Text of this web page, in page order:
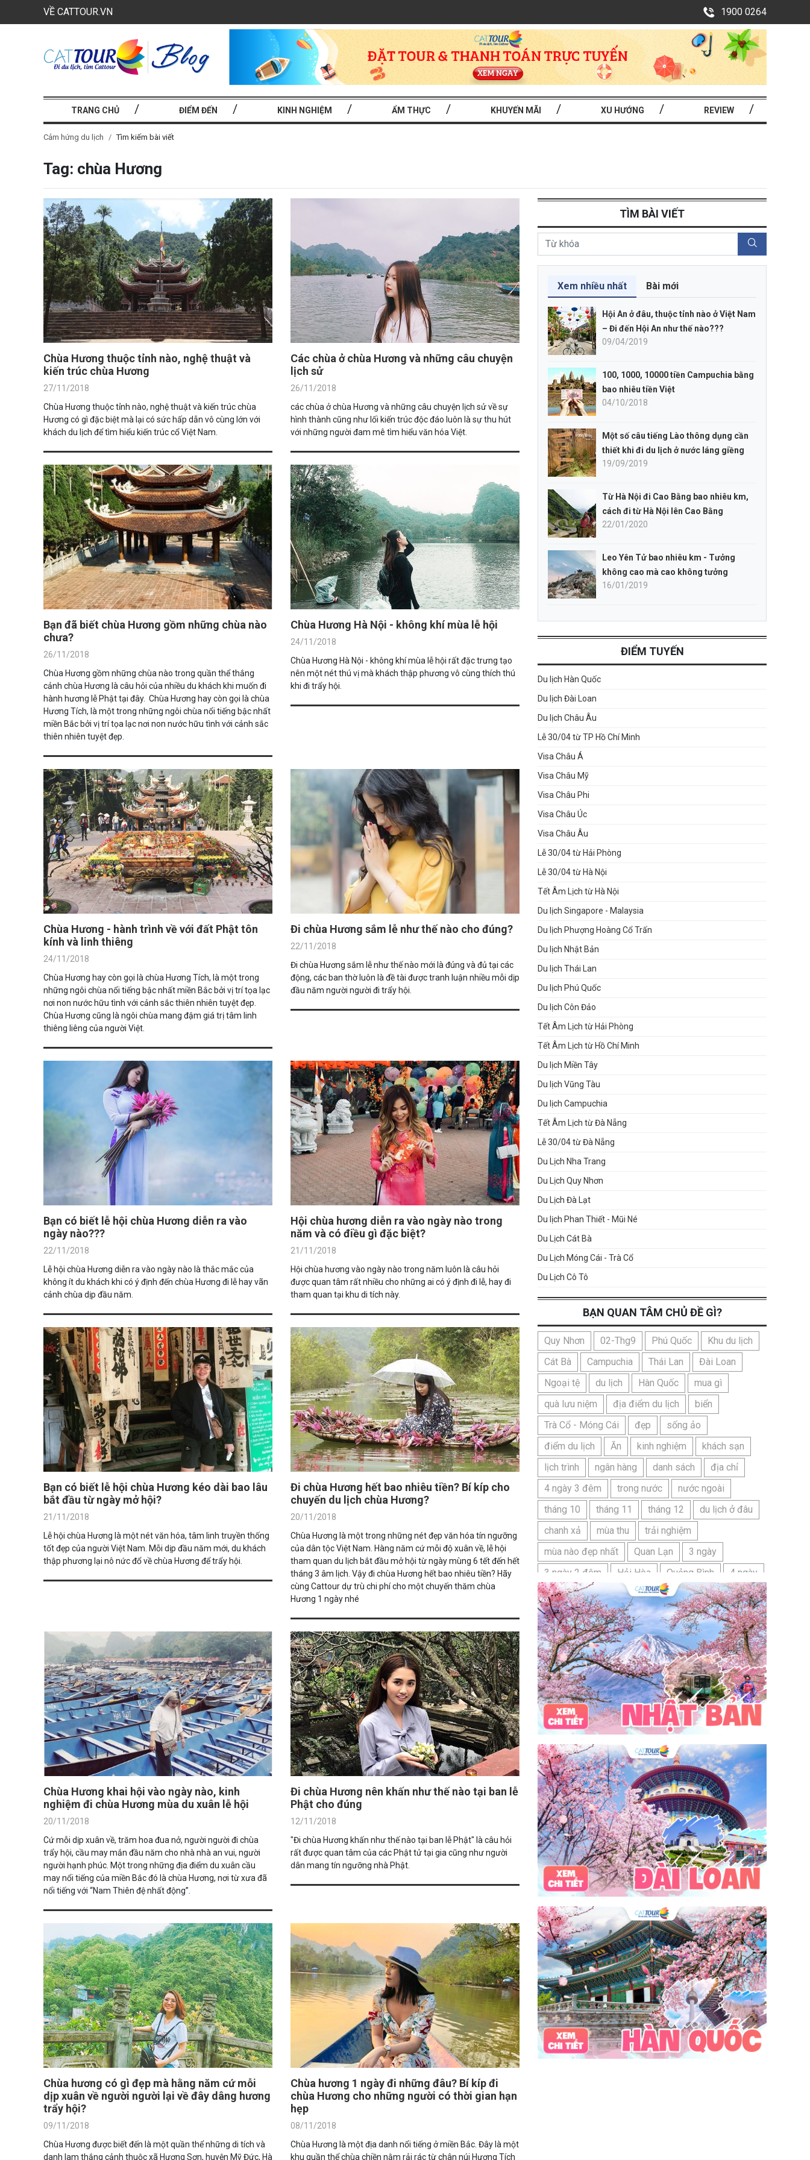
VỀ CATTOUR.VN 1900 0264
TRANG CHỦ ĐIỂM ĐẾN KINH NGHIỆM ẨM THỰC KHUYẾN MÃI XU HƯỚNG REVIEW
Cảm hứng du lịch Tìm kiếm bài viết
Tag: chùa Hương
Chùa Hương thuộc tỉnh nào, nghệ thuật và
kiến trúc chùa Hương
27/11/2018
Chùa Hương thuộc tỉnh nào, nghệ thuật và kiến trúc chùa
Hương có gì đặc biệt mà lại có sức hấp dẫn vô cùng lớn với
khách du lịch để tìm hiểu kiến trúc cổ Việt Nam.
Các chùa ở chùa Hương và những câu chuyện
lịch sử
26/11/2018
các chùa ở chùa Hương và những câu chuyện lịch sử về sự
hình thành cũng như lối kiến trúc độc đáo luôn là sự thu hút
với những người đam mê tìm hiểu văn hóa Việt.
Bạn đã biết chùa Hương gồm những chùa nào
chưa?
26/11/2018
Chùa Hương gồm những chùa nào trong quần thể thắng
cảnh chùa Hương là câu hỏi của nhiều du khách khi muốn đi
hành hương lễ Phật tại đây. Chùa Hương hay còn gọi là chùa
Hương Tích, là một trong những ngôi chùa nổi tiếng bậc nhất
miền Bắc bởi vị trí tọa lạc nơi non nước hữu tình với cảnh sắc
thiên nhiên tuyệt đẹp.
Chùa Hương Hà Nội - không khí mùa lễ hội
24/11/2018
Chùa Hương Hà Nội - không khí mùa lễ hội rất đặc trưng tạo
nên một nét thú vị mà khách thập phương vô cùng thích thú
khi đi trẩy hội.
Chùa Hương - hành trình về với đất Phật tôn
kính và linh thiêng
24/11/2018
Chùa Hương hay còn gọi là chùa Hương Tích, là một trong
những ngôi chùa nổi tiếng bậc nhất miền Bắc bởi vị trí tọa lạc
nơi non nước hữu tình với cảnh sắc thiên nhiên tuyệt đẹp.
Chùa Hương cũng là ngôi chùa mang đậm giá trị tâm linh
thiêng liêng của người Việt.
Đi chùa Hương sắm lễ như thế nào cho đúng?
22/11/2018
Đi chùa Hương sắm lễ như thế nào mới là đúng và đủ tại các
động, các ban thờ luôn là đề tài được tranh luận nhiều mỗi dịp
đầu năm người người đi trẩy hội.
Bạn có biết lễ hội chùa Hương diễn ra vào
ngày nào???
22/11/2018
Lễ hội chùa Hương diễn ra vào ngày nào là thắc mắc của
không ít du khách khi có ý định đến chùa Hương đi lễ hay vãn
cảnh chùa dịp đầu năm.
Hội chùa hương diễn ra vào ngày nào trong
năm và có điều gì đặc biệt?
21/11/2018
Hội chùa hương vào ngày nào trong năm luôn là câu hỏi
được quan tâm rất nhiều cho những ai có ý định đi lễ, hay đi
tham quan tại khu di tích này.
Bạn có biết lễ hội chùa Hương kéo dài bao lâu
bắt đầu từ ngày mở hội?
21/11/2018
Lễ hội chùa Hương là một nét văn hóa, tâm linh truyền thống
tốt đẹp của người Việt Nam. Mỗi dịp đầu năm mới, du khách
thập phương lại nô nức đổ về chùa Hương để trẩy hội.
Đi chùa Hương hết bao nhiêu tiền? Bí kíp cho
chuyến du lịch chùa Hương?
20/11/2018
Chùa Hương là một trong những nét đẹp văn hóa tín ngưỡng
của dân tộc Việt Nam. Hàng năm cứ mỗi độ xuân về, lễ hội
tham quan du lịch bắt đầu mở hội từ ngày mùng 6 tết đến hết
tháng 3 âm lịch. Vậy đi chùa Hương hết bao nhiêu tiền? Hãy
cùng Cattour dự trù chi phí cho một chuyến thăm chùa
Hương 1 ngày nhé
Chùa Hương khai hội vào ngày nào, kinh
nghiệm đi chùa Hương mùa du xuân lễ hội
20/11/2018
Cứ mỗi dịp xuân về, trăm hoa đua nở, người người đi chùa
trẩy hội, cầu may mắn đầu năm cho nhà nhà an vui, người
người hạnh phúc. Một trong những địa điểm du xuân cầu
may nổi tiếng của miền Bắc đó là chùa Hương, nơi từ xưa đã
nổi tiếng với “Nam Thiên đệ nhất động”.
Đi chùa Hương nên khấn như thế nào tại ban lễ
Phật cho đúng
12/11/2018
"Đi chùa Hương khấn như thế nào tại ban lễ Phật" là câu hỏi
rất được quan tâm của các Phật tử tại gia cũng như người
dân mang tín ngưỡng nhà Phật.
Chùa hương có gì đẹp mà hằng năm cứ mỗi
dịp xuân về người người lại về đây dâng hương
trẩy hội?
09/11/2018
Chùa Hương được biết đến là một quần thể những di tích và
danh lam thắng cảnh thuộc xã Hương Sơn, huyện Mỹ Đức, Hà
Chùa hương 1 ngày đi những đâu? Bí kíp đi
chùa Hương cho những người có thời gian hạn
hẹp
08/11/2018
Chùa Hương là một địa danh nổi tiếng ở miền Bắc. Đây là một
khu quần thể chùa chiền nằm rải rác từ chân núi Hương Tích
TÌM BÀI VIẾT
Xem nhiều nhất Bài mới
Hội An ở đâu, thuộc tỉnh nào ở Việt Nam
– Đi đến Hội An như thế nào???
09/04/2019
100, 1000, 10000 tiền Campuchia bằng
bao nhiêu tiền Việt
04/10/2018
Một số câu tiếng Lào thông dụng cần
thiết khi đi du lịch ở nước láng giềng
19/09/2019
Từ Hà Nội đi Cao Bằng bao nhiêu km,
cách đi từ Hà Nội lên Cao Bằng
22/01/2020
Leo Yên Tử bao nhiêu km - Tưởng
không cao mà cao không tưởng
16/01/2019
ĐIỂM TUYẾN
Du lịch Hàn Quốc
Du lịch Đài Loan
Du lịch Châu Âu
Lễ 30/04 từ TP Hồ Chí Minh
Visa Châu Á
Visa Châu Mỹ
Visa Châu Phi
Visa Châu Úc
Visa Châu Âu
Lễ 30/04 từ Hải Phòng
Lễ 30/04 từ Hà Nội
Tết Âm Lịch từ Hà Nội
Du lịch Singapore - Malaysia
Du lịch Phượng Hoàng Cổ Trấn
Du lịch Nhật Bản
Du lịch Thái Lan
Du lịch Phú Quốc
Du lịch Côn Đảo
Tết Âm Lịch từ Hải Phòng
Tết Âm Lịch từ Hồ Chí Minh
Du lịch Miền Tây
Du lịch Vũng Tàu
Du lịch Campuchia
Tết Âm Lịch từ Đà Nẵng
Lễ 30/04 từ Đà Nẵng
Du Lịch Nha Trang
Du Lịch Quy Nhơn
Du Lịch Đà Lạt
Du lịch Phan Thiết - Mũi Né
Du Lịch Cát Bà
Du Lịch Móng Cái - Trà Cổ
Du Lịch Cô Tô
BẠN QUAN TÂM CHỦ ĐỀ GÌ?
Quy Nhơn 02-Thg9 Phú Quốc
Khu du lịch
Cát Bà
Campuchia Thái Lan
Đài Loan
Ngoại tệ
du lịch Hàn Quốc
mua gì
quà lưu niệm
địa điểm du lịch
biển
Trà Cổ - Móng Cái
đẹp
sống ảo
điểm du lịch
Ăn kinh nghiệm
khách sạn
lịch trình
ngân hàng danh sách
địa chỉ
4 ngày 3 đêm
trong nước
nước ngoài
tháng 10
tháng 11 tháng 12
du lịch ở đâu
chanh xả
mùa thu
trải nghiệm
mùa nào đẹp nhất
Quan Lạn
3 ngày
3 ngày 2 đêm
Hải Hòa Quảng Bình
4 ngày
Bangkok
Bí quyết Hải Tiến
Ninh Bình
Nhật Bản
du lịch sầm sơn cần chuẩn bị gì
bãi tắm sấm sơn
đặc sản sầm sơn
đặc sản du lịch sầm sơn
tour du lịch 3 ngày 2 đêm
hải sản
Đảo Lan Châu
Cẩm nang du lịch Của Lò
chợ Cửa Lò
tour du lịch Cửa Lò
Hạ Long
Đảo Hòn Ngư
Đảo Song Ngư
ATM
mới nhất
cẩm nang du lịch sầm sơn
ô tô
phượt 99k buffet
lẩu
Tuyển dụng
Nhân viên Visa Cát Bà.
Cô Tô
miền Bắc
miền Trung
miền Nam
đền độc cước
chi phí giá
chợ
mùa đông
món ngon quà vặt
Chơi gì
câu mực đêm
Dù bay
Lặn biển
Vinpearl Cửa Hội
Water Fun
Công viên nước
Nhà phao
Quê Bác
tour Cửa Lò 2 ngày 1 đêm
Tuần Châu
Tàu Hỏa
Du lịch Cửa Lò 2 ngày 1 đêm
chùa Hương
hoa anh đào
Tết Nguyên Đán
Sài Gòn
Tết dương
Mộc Châu Sapa
Yên Tử
Tam Chúc
chùa Tam Chúc
Chrismas